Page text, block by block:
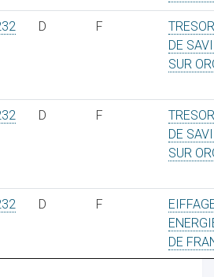
D F
DE
SUR
D F
DE
SUR
D F
DE